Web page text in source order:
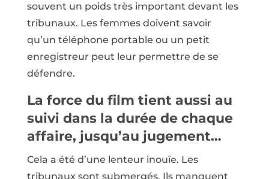
souvent un poids très important devant les
tribunaux. Les femmes doivent ­savoir
qu’un téléphone portable ou un petit
enregistreur peut leur permettre de se
défendre.
La force du film tient aussi au
suivi dans la durée de chaque
affaire, jusqu’au jugement…
Cela a été d’une lenteur inouïe. Les
tribunaux sont submergés. Ils manquent